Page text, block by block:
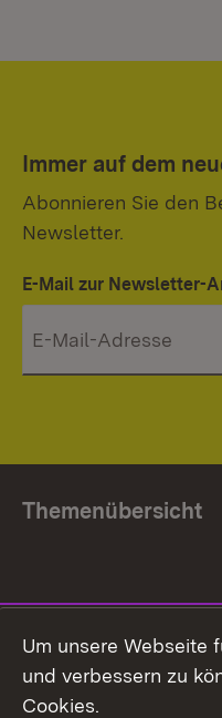
Immer auf dem
Abonnieren Sie den
Newsletter.
E-Mail zur Newsletter-
Themenübersicht
Facebook
Um unsere Webseite
und verbessern zu
Cookies.